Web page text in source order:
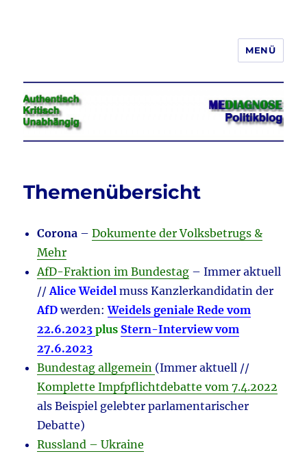
Jeder hat das Recht, seine
Meinung in Wort, Schrift und Bild
frei zu äußern und zu verbreiten
MENÜ
Themenübersicht
Corona –Dokumente der Volksbetrugs &
Mehr
AfD-Fraktion im Bundestag – Immer aktuell
//Alice Weidel muss Kanzlerkandidatin der
AfDwerden:Weidels geniale Rede vom
22.6.2023plus Stern-Interview vom
27.6.2023
Bundestag allgemein (Immer aktuell //
Komplette Impfpflichtdebatte vom 7.4.2022
als Beispiel gelebter parlamentarischer
Debatte)
Russland – Ukraine